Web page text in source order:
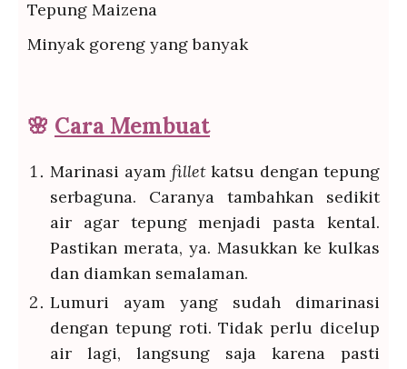
Tepung Maizena
Minyak goreng yang banyak
🌸 Cara Membuat
Marinasi ayam filletkatsu dengan tepung
serbaguna. Caranya tambahkan sedikit
air agar tepung menjadi pasta kental.
Pastikan merata, ya. Masukkan ke kulkas
dan diamkan semalaman.
Lumuri ayam yang sudah dimarinasi
dengan tepung roti. Tidak perlu dicelup
air lagi, langsung saja karena pasti